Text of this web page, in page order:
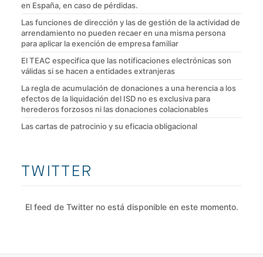
en España, en caso de pérdidas.
Las funciones de dirección y las de gestión de la actividad de
arrendamiento no pueden recaer en una misma persona
para aplicar la exención de empresa familiar
El TEAC especifica que las notificaciones electrónicas son
válidas si se hacen a entidades extranjeras
La regla de acumulación de donaciones a una herencia a los
efectos de la liquidación del ISD no es exclusiva para
herederos forzosos ni las donaciones colacionables
Las cartas de patrocinio y su eficacia obligacional
TWITTER
El feed de Twitter no está disponible en este momento.